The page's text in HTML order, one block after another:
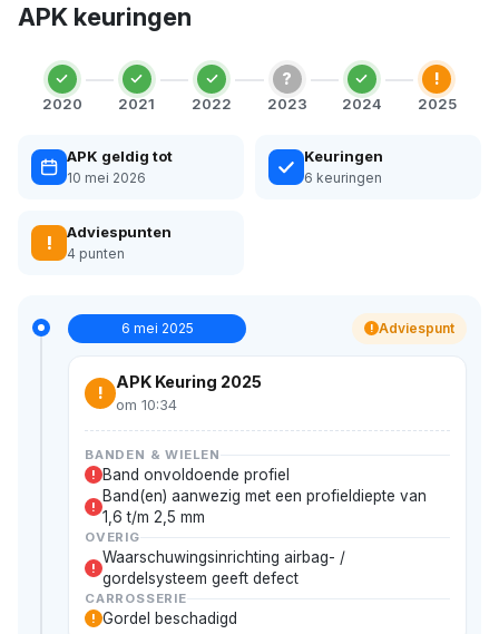
APK keuringen
2020 2021 2022
?
2023 2024
!
2025
APK geldig tot
10 mei 2026
Keuringen
6 keuringen
! Adviespunten
4 punten
6 mei 2025 ! Adviespunt
!
APK Keuring 2025
om 10:34
BANDEN & WIELEN
! Band onvoldoende profiel
!
Band(en) aanwezig met een profieldiepte van
1,6 t/m 2,5 mm
OVERIG
!
Waarschuwingsinrichting airbag- /
gordelsysteem geeft defect
CARROSSERIE
! Gordel beschadigd